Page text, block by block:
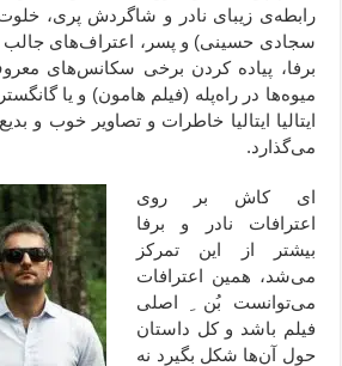
رابطه‌ی زیبای نادر و شاگردش پری،
سجادی حسینی) و پسر، اعتراف‌های جالب و
برفا، پیاده کردن برخی سکانس‌های
میوه‌ها در راه‌پله (فیلم هامون) و یا
ایتالیا ایتالیا خاطرات و تصاویر خوب و
می‌‌گذارد.
ای کاش بر روی
اعترافات نادر و برفا
بیشتر از این تمرکز
می‌شد، همین اعترافات
می‌توانست بُن ِ اصلی
فیلم باشد و کل داستان
حول آن‌ها شکل بگیرد نه